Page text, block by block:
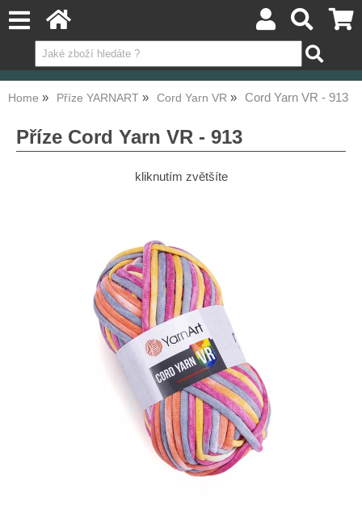
Home Příze YARNART Cord Yarn VR Cord Yarn VR - 913
Příze Cord Yarn VR - 913
kliknutím zvětšíte